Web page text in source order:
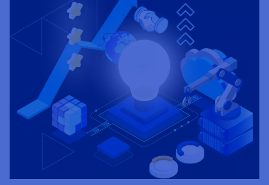
Dostępność według regionów
Roadmap & Changelog
Monitorowanie
Roadmap & Changelog
Roadmap & Changelog
Roadmap & Changelog
Roadmap & Changelog